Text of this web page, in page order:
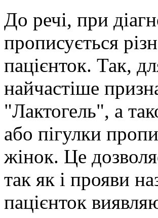
До речі, при
прописується
пацієнток. Так,
найчастіше
"Лактогель", а
або пігулки
жінок. Це
так як і прояви
пацієнток